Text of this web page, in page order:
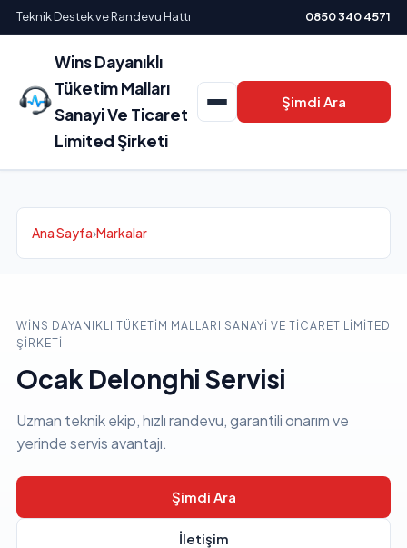
Teknik Destek ve Randevu Hattı 0850 340 4571
Wins Dayanıklı
Tüketim Malları
Sanayi Ve Ticaret
Limited Şirketi
Şimdi Ara
Ana Sayfa›Markalar
WINS DAYANIKLI TÜKETIM MALLARI SANAYI VE TICARET LIMITED
ŞIRKETI
Ocak Delonghi Servisi
Uzman teknik ekip, hızlı randevu, garantili onarım ve
yerinde servis avantajı.
Şimdi Ara
İletişim